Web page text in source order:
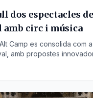
dos espectacles
amb circ i música
Camp es consolida com
amb propostes
els dies 15 i 16 d'agost.